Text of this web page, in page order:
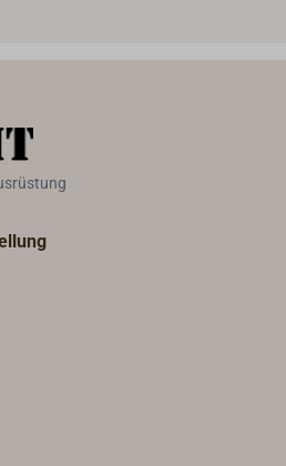
und dimmen.
und können
Nachtfahrt kann bei
zwischen
Kelvin) oder
werden, bei
Korpus der
robustem Metall, mit